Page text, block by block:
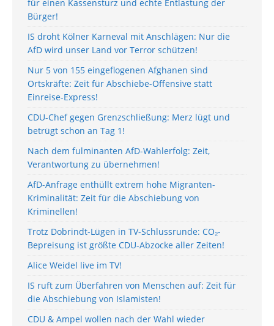
für einen Kassensturz und echte Entlastung der
Bürger!
IS droht Kölner Karneval mit Anschlägen: Nur die
AfD wird unser Land vor Terror schützen!
Nur 5 von 155 eingeflogenen Afghanen sind
Ortskräfte: Zeit für Abschiebe-Offensive statt
Einreise-Express!
CDU-Chef gegen Grenzschließung: Merz lügt und
betrügt schon an Tag 1!
Nach dem fulminanten AfD-Wahlerfolg: Zeit,
Verantwortung zu übernehmen!
AfD-Anfrage enthüllt extrem hohe Migranten-
Kriminalität: Zeit für die Abschiebung von
Kriminellen!
Trotz Dobrindt-Lügen in TV-Schlussrunde: CO₂-
Bepreisung ist größte CDU-Abzocke aller Zeiten!
Alice Weidel live im TV!
IS ruft zum Überfahren von Menschen auf: Zeit für
die Abschiebung von Islamisten!
CDU & Ampel wollen nach der Wahl wieder